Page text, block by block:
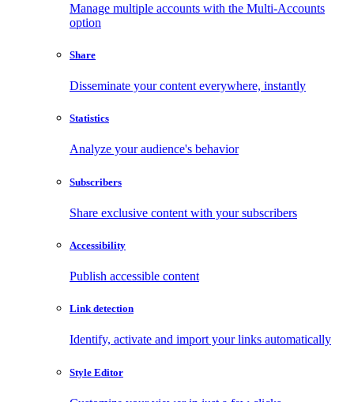
Manage multiple accounts with the Multi-Accounts
option
Share
Disseminate your content everywhere, instantly
Statistics
Analyze your audience's behavior
Subscribers
Share exclusive content with your subscribers
Accessibility
Publish accessible content
Link detection
Identify, activate and import your links automatically
Style Editor